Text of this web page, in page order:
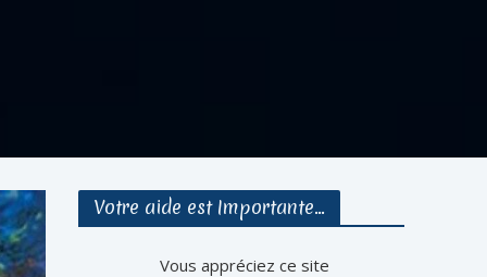
Votre aide est Importante…
Vous appréciez ce site